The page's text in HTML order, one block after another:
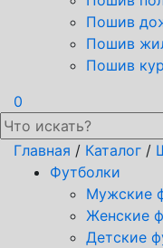
Пошив
Пошив
Пошив
0
Главная / Каталог /
Футболки
Мужские
Женские
Детские